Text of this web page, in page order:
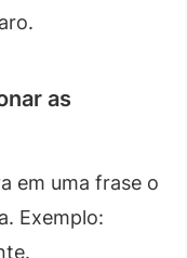
as
em uma frase o
Exemplo: